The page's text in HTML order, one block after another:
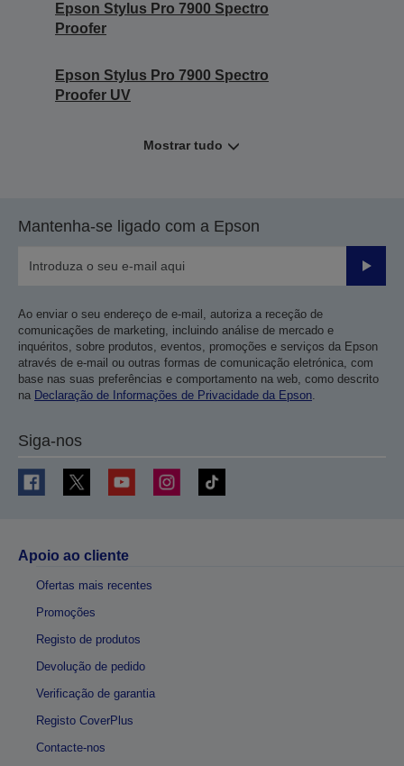
Epson Stylus Pro 7900 Spectro
Proofer
Epson Stylus Pro 7900 Spectro
Proofer UV
Mostrar tudo
Mantenha-se ligado com a Epson
Enviar
Ao enviar o seu endereço de e-mail, autoriza a receção de
comunicações de marketing, incluindo análise de mercado e
inquéritos, sobre produtos, eventos, promoções e serviços da Epson
através de e-mail ou outras formas de comunicação eletrónica, com
base nas suas preferências e comportamento na web, como descrito
na Declaração de Informações de Privacidade da Epson.
Siga-nos
Apoio ao cliente
Ofertas mais recentes
Promoções
Registo de produtos
Devolução de pedido
Verificação de garantia
Registo CoverPlus
Contacte-nos